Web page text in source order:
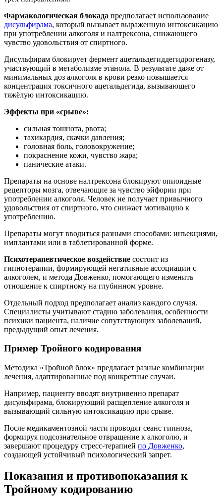
Фармакологическая блокада предполагает использование
дисульфирама, который вызывает выраженную интоксикацию
при употреблении алкоголя и налтрексона, снижающего
чувство удовольствия от спиртного.
Дисульфирам блокирует фермент ацетальдегиддегидрогеназу,
участвующий в метаболизме этанола. В результате даже от
минимальных доз алкоголя в крови резко повышается
концентрация токсичного ацетальдегида, вызывающего
тяжёлую интоксикацию.
Эффекты при «срыве»:
сильная тошнота, рвота;
тахикардия, скачки давления;
головная боль, головокружение;
покраснение кожи, чувство жара;
панические атаки.
Препараты на основе налтрексона блокируют опиоидные
рецепторы мозга, отвечающие за чувство эйфории при
употреблении алкоголя. Человек не получает привычного
удовольствия от спиртного, что снижает мотивацию к
употреблению.
Препараты могут вводиться разными способами: инъекциями,
имплантами или в таблетированной форме.
Психотерапевтическое воздействие состоит из
гипнотерапии, формирующей негативные ассоциации с
алкоголем, и метода Довженко, помогающего изменить
отношение к спиртному на глубинном уровне.
Отдельный подход предполагает анализ каждого случая.
Специалисты учитывают стадию заболевания, особенности
психики пациента, наличие сопутствующих заболеваний,
предыдущий опыт лечения.
Пример Тройного кодирования
Методика «Тройной блок» предлагает разные комбинации
лечения, адаптированные под конкретные случаи.
Например, пациенту вводят внутривенно препарат
дисульфирама, блокирующий расщепление алкоголя и
вызывающий сильную интоксикацию при срыве.
После медикаментозной части проводят сеанс гипноза,
формируя подсознательное отвращение к алкоголю, и
завершают процедуру стресс-терапией по Довженко,
создающей устойчивый психологический запрет.
Показания и противопоказания к
Тройному кодированию